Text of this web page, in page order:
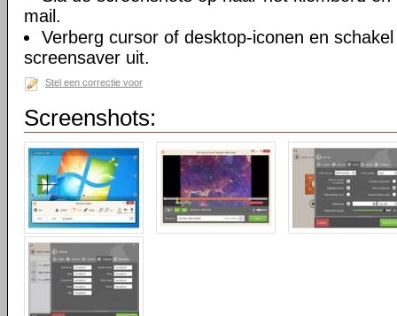
mail.
Verberg cursor of desktop-iconen en
screensaver uit.
Stel een correctie voor
Screenshots: